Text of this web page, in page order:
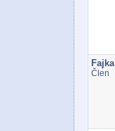
Fajka
Člen